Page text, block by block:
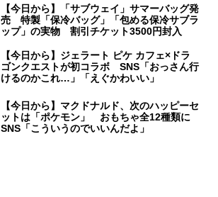
【今日から】「サブウェイ」サマーバッグ発
売 特製「保冷バッグ」「包める保冷サブラ
ップ」の実物 割引チケット3500円封入
【今日から】ジェラート ピケ カフェ×ドラ
ゴンクエストが初コラボ SNS「おっさん行
けるのかこれ…」「えぐかわいい」
【今日から】マクドナルド、次のハッピーセ
ットは「ポケモン」 おもちゃ全12種類に
SNS「こういうのでいいんだよ」